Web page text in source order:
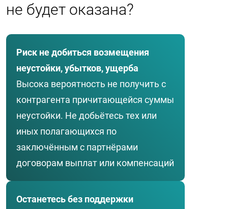
не будет оказана?
Риск не добиться возмещения
неустойки, убытков, ущерба
Высока вероятность не получить с
контрагента причитающейся суммы
неустойки. Не добьётесь тех или
иных полагающихся по
заключённым с партнёрами
договорам выплат или компенсаций
Останетесь без поддержки